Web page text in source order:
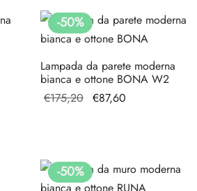
€315,60.€157,80.
-50%
Lampada da parete moderna
bianca e ottone BONA W2
€175,20 Il prezzo
€87,60
€87,60.
-50%